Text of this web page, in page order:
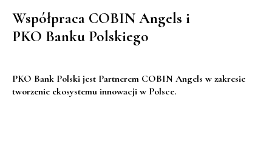
Współpraca COBIN Angels i
PKO Banku Polskiego
PKO Bank Polski jest Partnerem COBIN Angels w zakresie
tworzenie ekosystemu innowacji w Polsce.